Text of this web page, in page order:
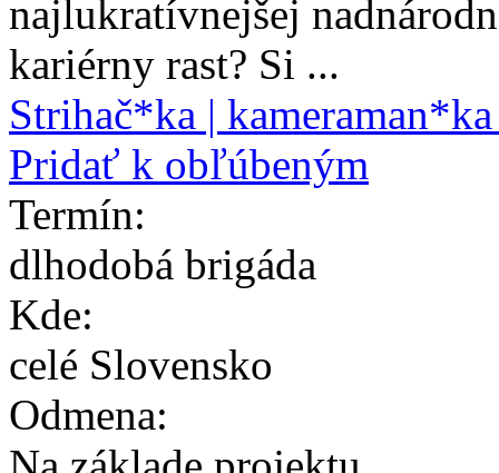
najlukratívnejšej
kariérny rast? Si ...
Strihač*ka |
Pridať k obľúbeným
Termín:
dlhodobá brigáda
Kde:
celé Slovensko
Odmena: